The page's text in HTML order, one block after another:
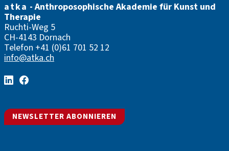
atka - Anthroposophische Akademie für Kunst und
Therapie
Ruchti-Weg 5
CH-4143 Dornach
Telefon +41 (0)61 701 52 12
info@atka.ch
NEWSLETTER ABONNIEREN